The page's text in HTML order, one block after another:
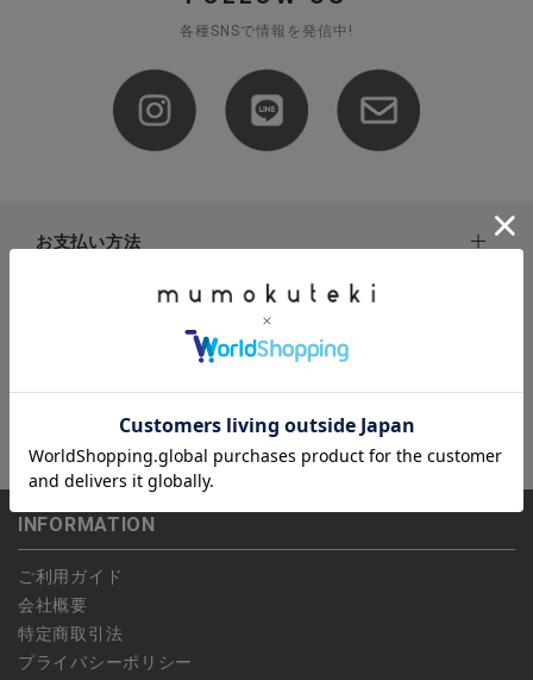
各種SNSで情報を発信中!
お支払い方法
下記お支払い方法よりお選びいただけます。
・クレジットカード（VISA,mastercard,JCB,AMERICAN
EXPRESS,Diners Club）
・NP後払い
配送・送料について
ゆうパック：800円
北海道：1,400円
沖縄：1,400円
ゆうパケット全国一律：360円
注文内容の変更・キャンセルについて
ご注文商品の一部キャンセルは出来ませんので、ご注文を全てキ
ャンセルしていただいた後、ご希望の商品のみ再度ご注文お願い
します。
予約商品など一部キャンセルが出来ない場合がございます。あら
かじめご了承ください。
返品について（実店舗対象外）
返品期限：商品到着後7営業日以内（土日祝を除く）に連絡・ご
返送いただいた場合のみ対応させていただきます。
こちら よりご依頼ください。
INFORMATION
ご利用ガイド
会社概要
特定商取引法
プライバシーポリシー